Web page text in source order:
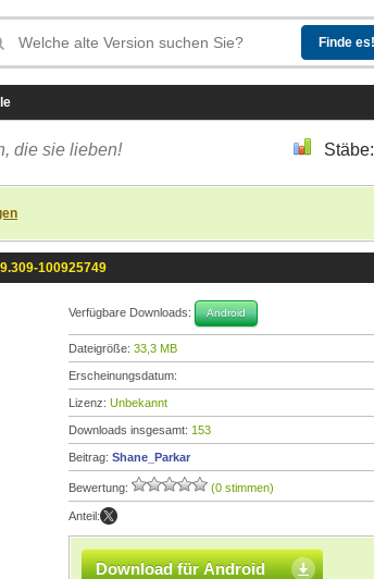
die sie lieben! Stäbe:
100925749
Verfügbare Downloads: Android
Dateigröße: 33,3 MB
Erscheinungsdatum:
Lizenz: Unbekannt
Downloads insgesamt: 153
Beitrag: Shane_Parkar
Bewertung: (0 stimmen)
Anteil:
Download für Android